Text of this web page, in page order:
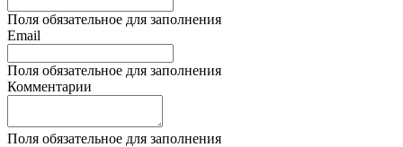
Поля обязательное для заполнения
Email
Поля обязательное для заполнения
Комментарии
Поля обязательное для заполнения